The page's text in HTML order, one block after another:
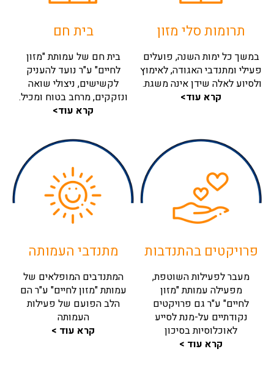
תרומות סלי מזון
במשך כל ימות השנה, פועלים
פעילי ומתנדבי האגודה, לאימוץ
ולסיוע לאלה שידן אינה משגת.
קרא עוד>
בית חם
בית חם של עמותת "מזון
לחיים" ע"ר נועד להעניק
לקשישים, ניצולי שואה
ונזקקים, מרחב בטוח ומכיל.
קרא עוד>
פרויקטים בהתנדבות
מעבר לפעילות השוטפת,
מפעילה עמותת "מזון
לחיים" ע"ר גם פרויקטים
נקודתיים על-מנת לסייע
לאוכלוסיות בסיכון
קרא עוד >
מתנדבי העמותה
המתנדבים המופלאים של
עמותת "מזון לחיים" ע"ר הם
הלב הפועם של פעילות
העמותה
קרא עוד >